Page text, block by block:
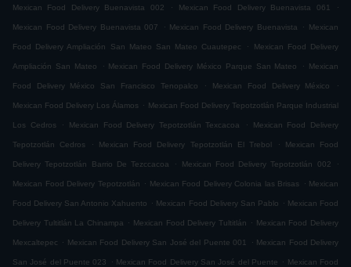
Mexican Food Delivery Buenavista 002 . Mexican Food Delivery Buenavista 061 .
Mexican Food Delivery Buenavista 007 . Mexican Food Delivery Buenavista . Mexican
Food Delivery Ampliación San Mateo San Mateo Cuautepec . Mexican Food Delivery
Ampliación San Mateo . Mexican Food Delivery México Parque San Mateo . Mexican
Food Delivery México San Francisco Tenopalco . Mexican Food Delivery México .
Mexican Food Delivery Los Álamos . Mexican Food Delivery Tepotzotlán Parque Industrial
Los Cedros . Mexican Food Delivery Tepotzotlán Texcacoa . Mexican Food Delivery
Tepotzotlán Cedros . Mexican Food Delivery Tepotzotlán El Trebol . Mexican Food
Delivery Tepotzotlán Barrio De Tezccacoa . Mexican Food Delivery Tepotzotlán 002 .
Mexican Food Delivery Tepotzotlán . Mexican Food Delivery Colonia las Brisas . Mexican
Food Delivery San Antonio Xahuento . Mexican Food Delivery San Pablo . Mexican Food
Delivery Tultitlán La Chinampa . Mexican Food Delivery Tultitlán . Mexican Food Delivery
Mexcaltepec . Mexican Food Delivery San José del Puente 001 . Mexican Food Delivery
San José del Puente 023 . Mexican Food Delivery San José del Puente . Mexican Food